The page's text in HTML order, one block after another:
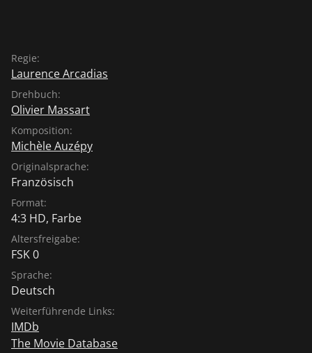
Regie:
Laurence Arcadias
Drehbuch:
Olivier Massart
Komposition:
Michèle Auzépy
Originalsprache:
Französisch
Format:
4:3 HD, Farbe
Altersfreigabe:
FSK 0
Sprache:
Deutsch
Weiterführende Links:
IMDb
The Movie Database